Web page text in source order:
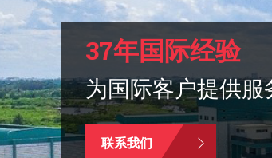
37年国际经验
为国际客户提供服
联系我们